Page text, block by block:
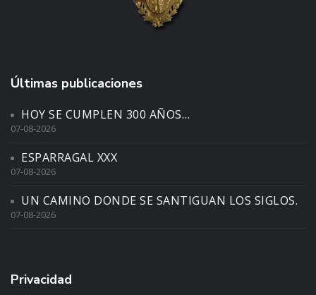
Últimas publicaciones
HOY SE CUMPLEN 300 AÑOS…
07-08-2026
ESPARRAGAL XXX
07-08-2026
UN CAMINO DONDE SE SANTIGUAN LOS SIGLOS.
07-08-2026
Privacidad